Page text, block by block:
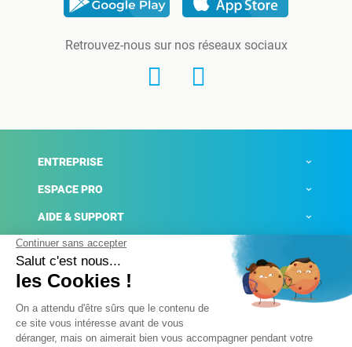
Retrouvez-nous sur nos réseaux sociaux
ENTREPRISE
ESPACE PRO
AIDE & SUPPORT
ACTUALITÉS
Mentions légales